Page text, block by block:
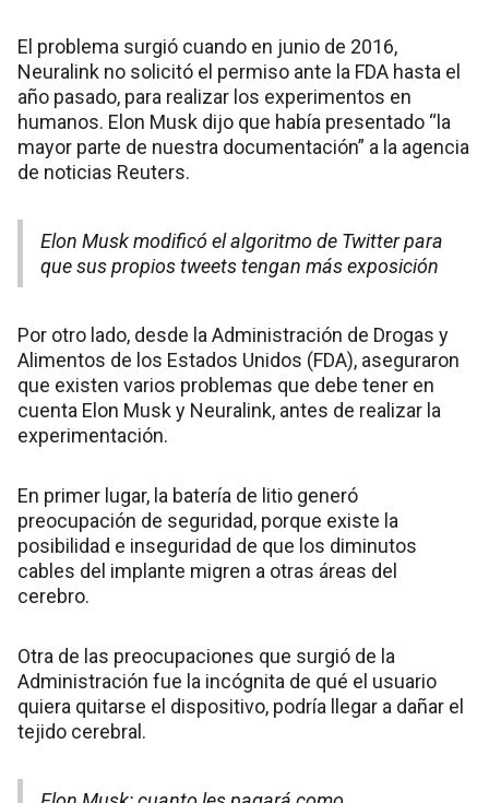
El problema surgió cuando en junio de 2016,
Neuralink no solicitó el permiso ante la FDA hasta el
año pasado, para realizar los experimentos en
humanos. Elon Musk dijo que había presentado “la
mayor parte de nuestra documentación” a la agencia
de noticias Reuters.
Elon Musk modificó el algoritmo de Twitter para
que sus propios tweets tengan más exposición
Por otro lado, desde la Administración de Drogas y
Alimentos de los Estados Unidos (FDA), aseguraron
que existen varios problemas que debe tener en
cuenta Elon Musk y Neuralink, antes de realizar la
experimentación.
En primer lugar, la batería de litio generó
preocupación de seguridad, porque existe la
posibilidad e inseguridad de que los diminutos
cables del implante migren a otras áreas del
cerebro.
Otra de las preocupaciones que surgió de la
Administración fue la incógnita de qué el usuario
quiera quitarse el dispositivo, podría llegar a dañar el
tejido cerebral.